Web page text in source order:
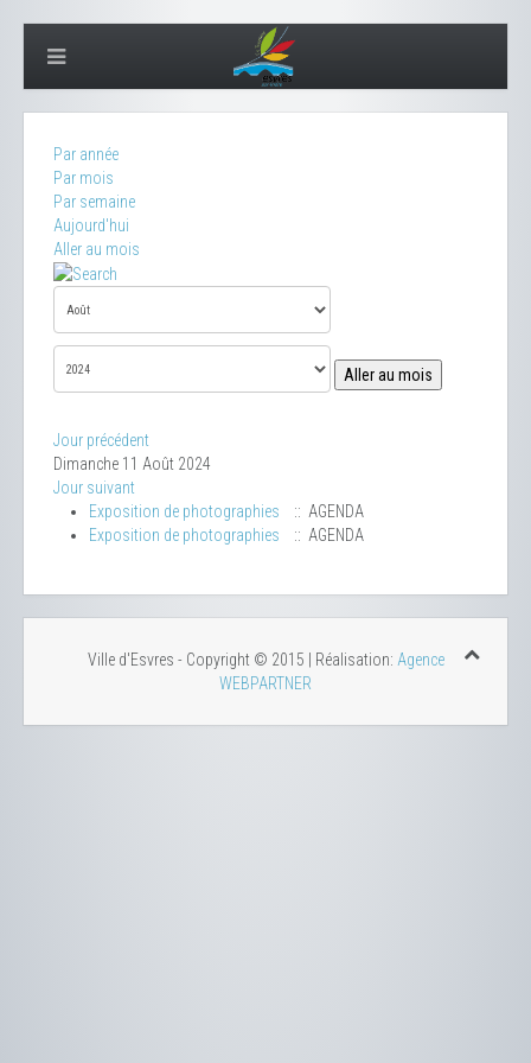
Par année
Par mois
Par semaine
Aujourd'hui
Aller au mois
Aller au mois
Jour précédent
Dimanche 11 Août 2024
Jour suivant
Exposition de photographies
:: AGENDA
Exposition de photographies
:: AGENDA
Ville d'Esvres - Copyright © 2015 | Réalisation: Agence
WEBPARTNER